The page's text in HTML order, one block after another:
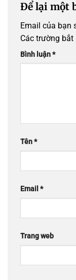
Để lại một
Email của bạn
Các trường
Bình luận*
Tên*
Email *
Trang web